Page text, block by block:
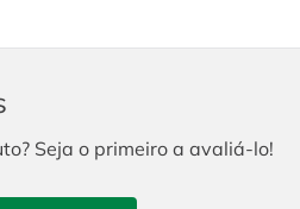
Seja o primeiro a avaliá-lo!